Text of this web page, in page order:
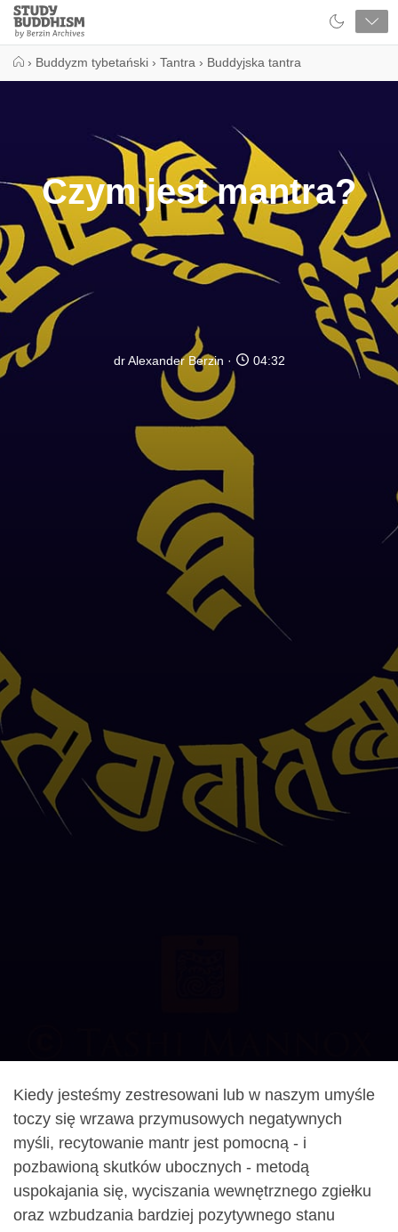
Close
Study
Buddhism
› Buddyzm tybetański › Tantra › Buddyjska tantra
Czym jest mantra?
dr Alexander Berzin 04:32
Kiedy jesteśmy zestresowani lub w naszym umyśle
toczy się wrzawa przymusowych negatywnych
myśli, recytowanie mantr jest pomocną - i
pozbawioną skutków ubocznych - metodą
uspokajania się, wyciszania wewnętrznego zgiełku
oraz wzbudzania bardziej pozytywnego stanu